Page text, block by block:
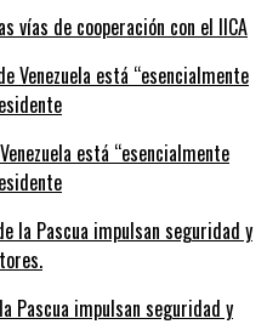
vías de cooperación con el IICA
está “esencialmente
Pascua impulsan seguridad y